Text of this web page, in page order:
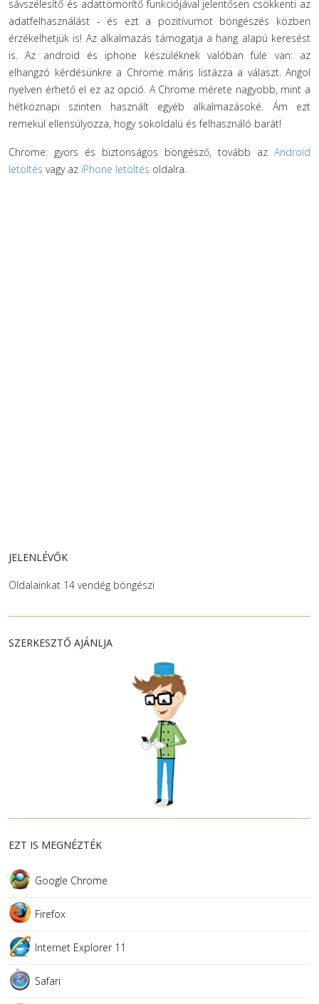
sávszélesítő és adattömörítő funkciójával jelentősen csökkenti az
adatfelhasználást - és ezt a pozitívumot böngészés közben
érzékelhetjük is! Az alkalmazás támogatja a hang alapú keresést
is. Az android és iphone készüléknek valóban füle van: az
elhangzó kérdésünkre a Chrome máris listázza a választ. Angol
nyelven érhető el ez az opció. A Chrome mérete nagyobb, mint a
hétköznapi szinten használt egyéb alkalmazásoké. Ám ezt
remekül ellensúlyozza, hogy sokoldalú és felhasználó barát!
Chrome: gyors és biztonságos böngésző, tovább az Android
letöltés vagy az iPhone letöltés oldalra.
JELENLÉVŐK
Oldalainkat 14 vendég böngészi
SZERKESZTŐ AJÁNLJA
EZT IS MEGNÉZTÉK
Google Chrome
Firefox
Internet Explorer 11
Safari